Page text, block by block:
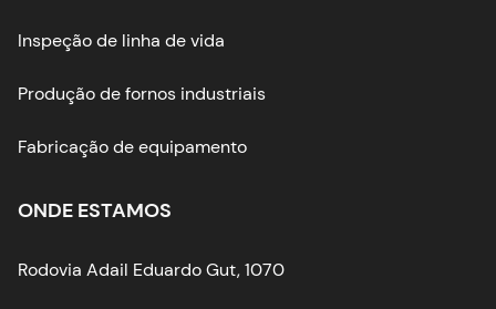
Inspeção de linha de vida
Produção de fornos industriais
Fabricação de equipamento
ONDE ESTAMOS
Rodovia Adail Eduardo Gut, 1070